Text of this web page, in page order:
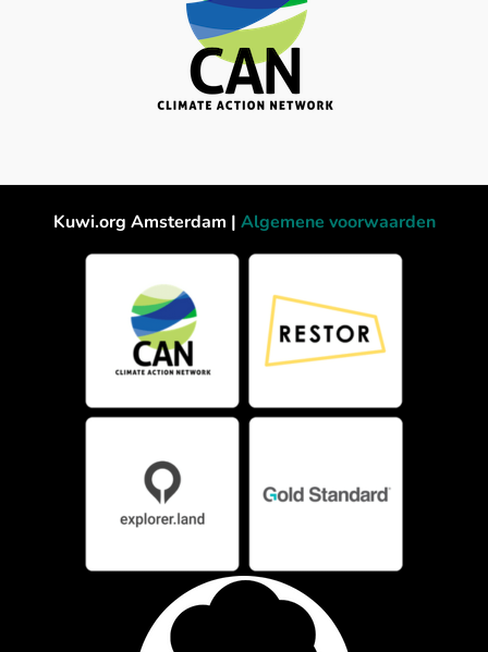
Kuwi.org Amsterdam | Algemene voorwaarden